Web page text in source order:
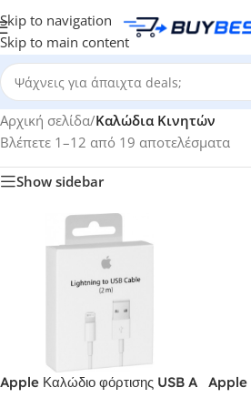
Skip to navigation
Skip to main content
Αρχική σελίδα/Καλώδια Κινητών
Βλέπετε 1–12 από 19 αποτελέσματα
Show sidebar
Apple Καλώδιο φόρτισης USB A
Apple